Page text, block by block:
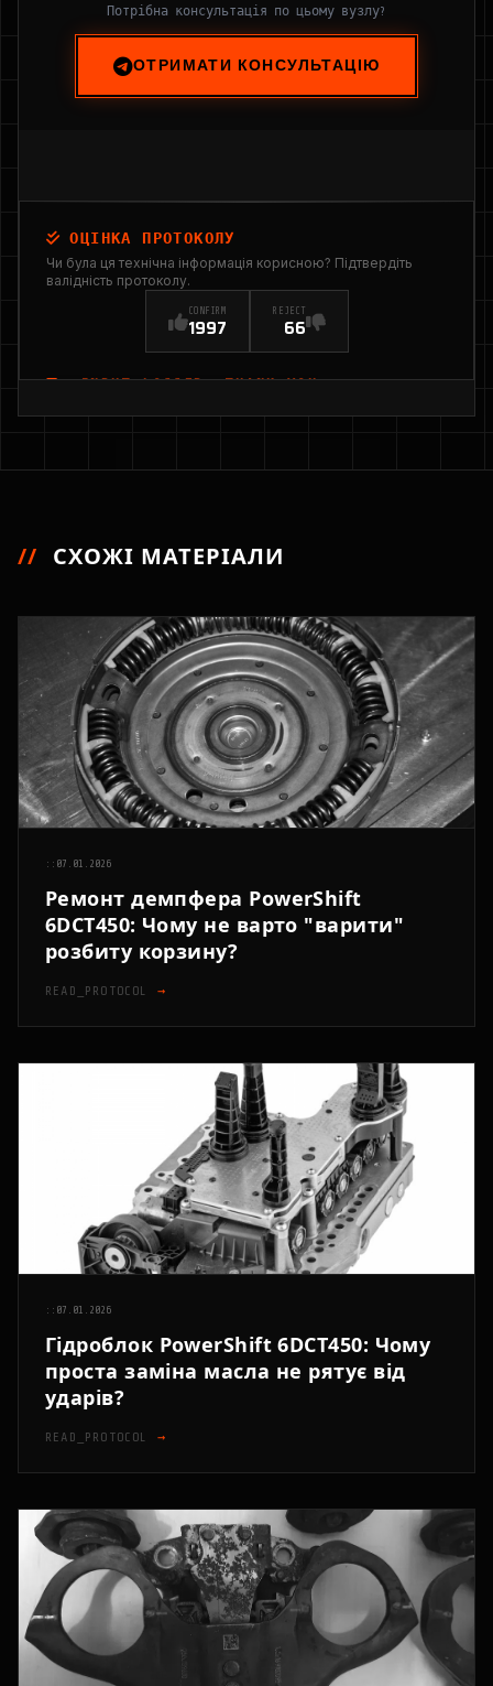
Потрібна консультація по цьому вузлу?
ОТРИМАТИ КОНСУЛЬТАЦІЮ
ОЦІНКА ПРОТОКОЛУ
Чи була ця технічна інформація корисною? Підтвердіть
валідність протоколу.
CONFIRM
1997
REJECT
66
INPUT_LOGGED: THANK YOU
// СХОЖІ МАТЕРІАЛИ
:: 07.01.2026
Ремонт демпфера PowerShift
6DCT450: Чому не варто "варити"
розбиту корзину?
READ_PROTOCOL →
:: 07.01.2026
Гідроблок PowerShift 6DCT450: Чому
проста заміна масла не рятує від
ударів?
READ_PROTOCOL →